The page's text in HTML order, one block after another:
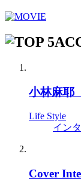
小林麻耶
Life Style
イン
Cover